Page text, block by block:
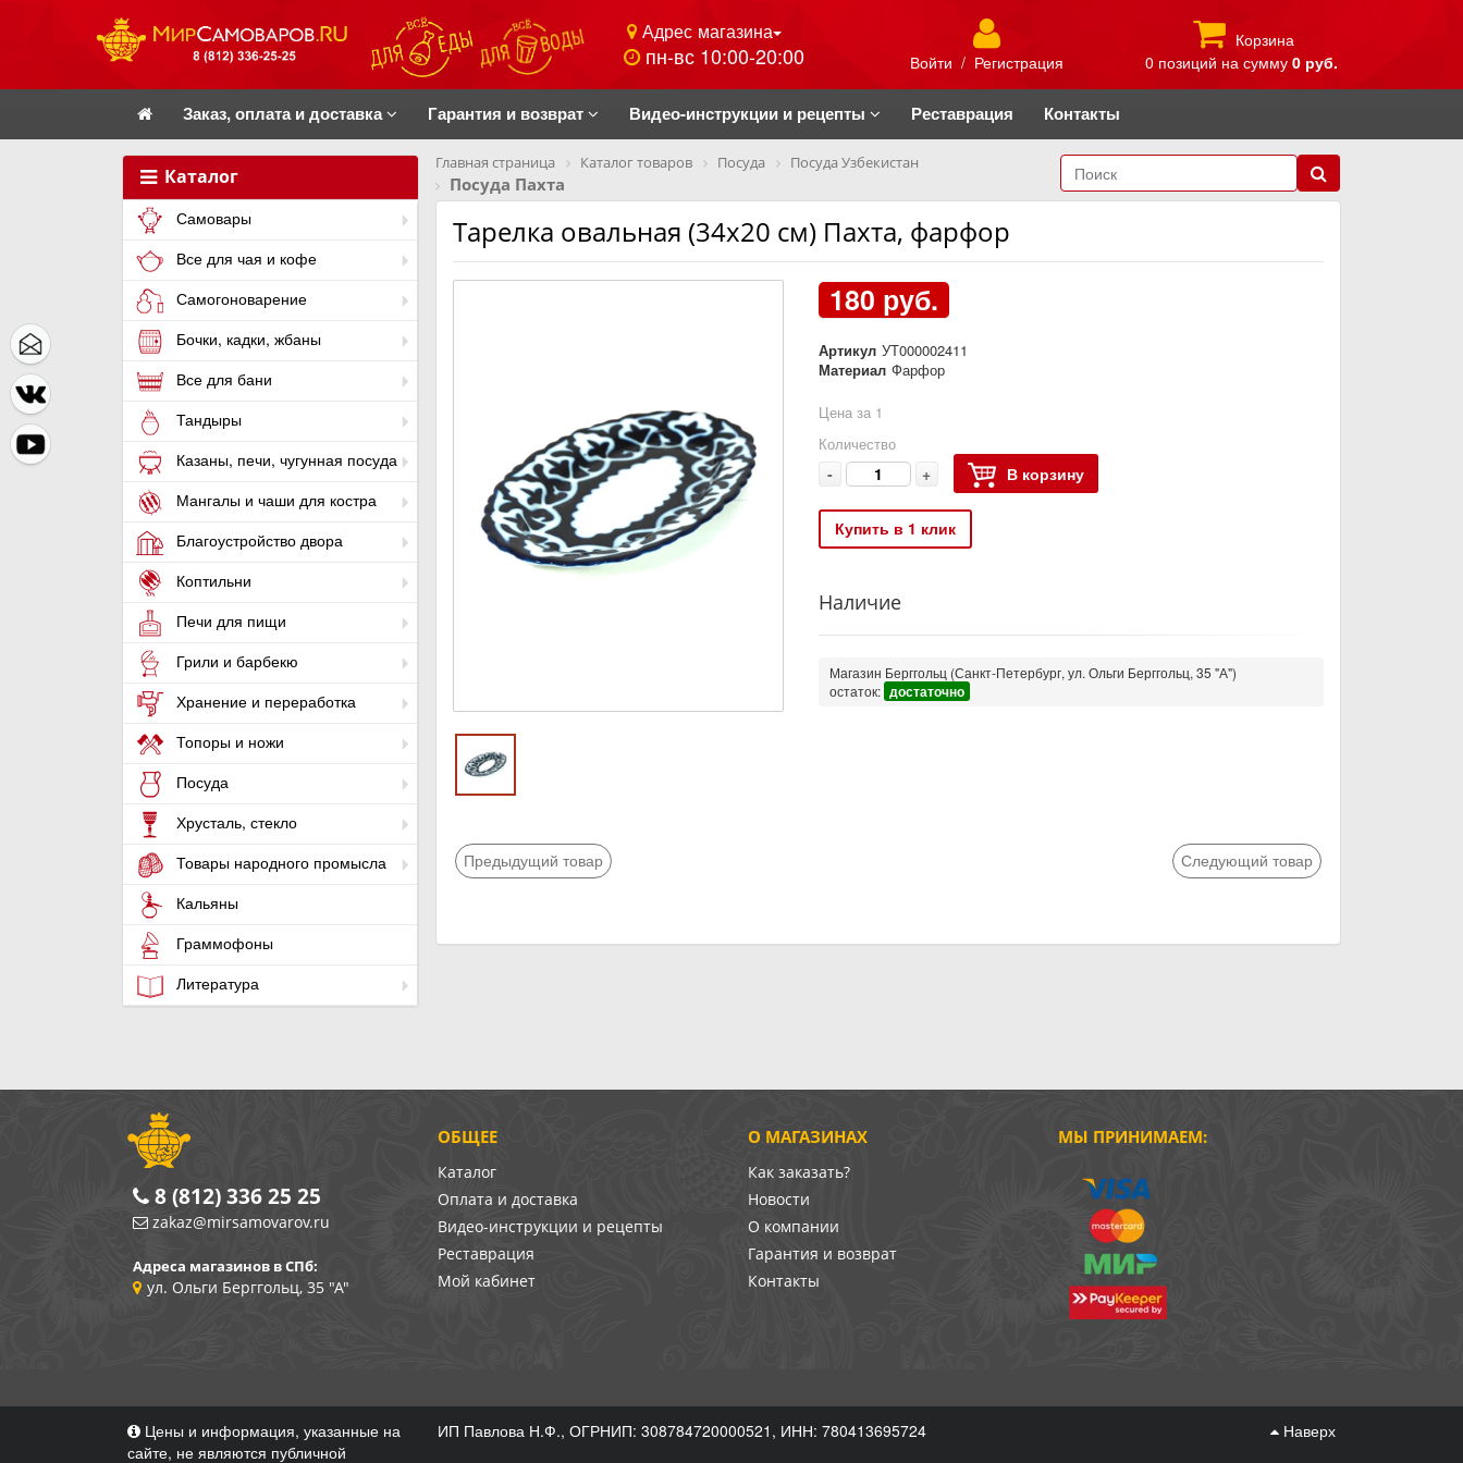
Адрес магазина
пн-вс 10:00-20:00 Войти / Регистрация
Корзина
0 позиций на сумму 0 руб.
Заказ, оплата и доставка Гарантия и возврат Видео-инструкции и рецепты Реставрация Контакты
Каталог
Самовары
Все для чая и кофе
Самогоноварение
Бочки, кадки, жбаны
Все для бани
Тандыры
Казаны, печи, чугунная посуда
Мангалы и чаши для костра
Благоустройство двора
Коптильни
Печи для пищи
Грили и барбекю
Хранение и переработка
Топоры и ножи
Посуда
Хрусталь, стекло
Товары народного промысла
Кальяны
Граммофоны
Литература
Главная страница Каталог товаров Посуда Посуда Узбекистан
Посуда Пахта
Тарелка овальная (34х20 см) Пахта, фарфор
180 руб.
Артикул УТ000002411
Материал Фарфор
Цена за 1
Количество
- + В корзину
Купить в 1 клик
Наличие
Магазин Берггольц (Санкт-Петербург, ул. Ольги Берггольц, 35 "А")
остаток: достаточно
Предыдущий товар Следующий товар
О МАГАЗИНАХ
Как заказать?
Новости
О компании
Гарантия и возврат
Контакты
ОБЩЕЕ
Каталог
Оплата и доставка
Видео-инструкции и рецепты
Реставрация
Мой кабинет
МЫ ПРИНИМАЕМ:
8 (812) 336 25 25
zakaz@mirsamovarov.ru
Адреса магазинов в СПб:
ул. Ольги Берггольц, 35 "А"
Цены и информация, указанные на
сайте, не являются публичной
ИП Павлова Н.Ф., ОГРНИП: 308784720000521, ИНН: 780413695724 Наверх